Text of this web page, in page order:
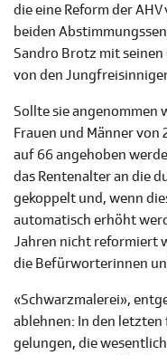
die eine Reform der
beiden
Sandro Brotz mit
von den
Sollte sie angenommen
Frauen und Männer
auf 66 angehoben
das Rentenalter an die
gekoppelt und, wenn
automatisch erhöht
Jahren nicht reformiert
die Befürworterinnen
«Schwarzmalerei»,
ablehnen: In den
gelungen, die